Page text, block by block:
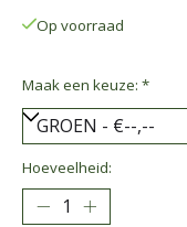
Op voorraad
Maak een keuze: *
Hoeveelheid: